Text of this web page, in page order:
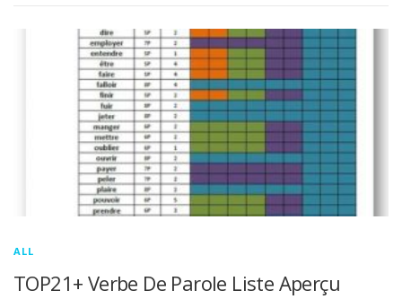
ALL
TOP21+ Verbe De Parole Liste Aperçu